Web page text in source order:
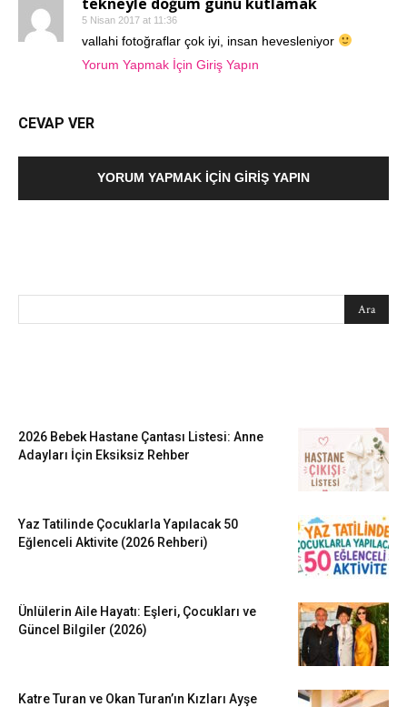
5 Nisan 2017 at 11:36
vallahi fotoğraflar çok iyi, insan hevesleniyor
Yorum Yapmak İçin Giriş Yapın
CEVAP VER
YORUM YAPMAK İÇIN GIRIŞ YAPIN
2026 Bebek Hastane Çantası Listesi: Anne
Adayları İçin Eksiksiz Rehber
Yaz Tatilinde Çocuklarla Yapılacak 50
Eğlenceli Aktivite (2026 Rehberi)
Ünlülerin Aile Hayatı: Eşleri, Çocukları ve
Güncel Bilgiler (2026)
Katre Turan ve Okan Turan’ın Kızları Ayşe